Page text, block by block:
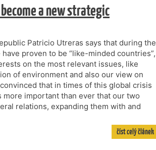
a new strategic
Patricio Utreras says that during the
proven to be “like-minded countries”,
on the most relevant issues, like
of environment and also our view on
that in times of this global crisis
more important than ever that our two
relations, expanding them with and
číst celý článek